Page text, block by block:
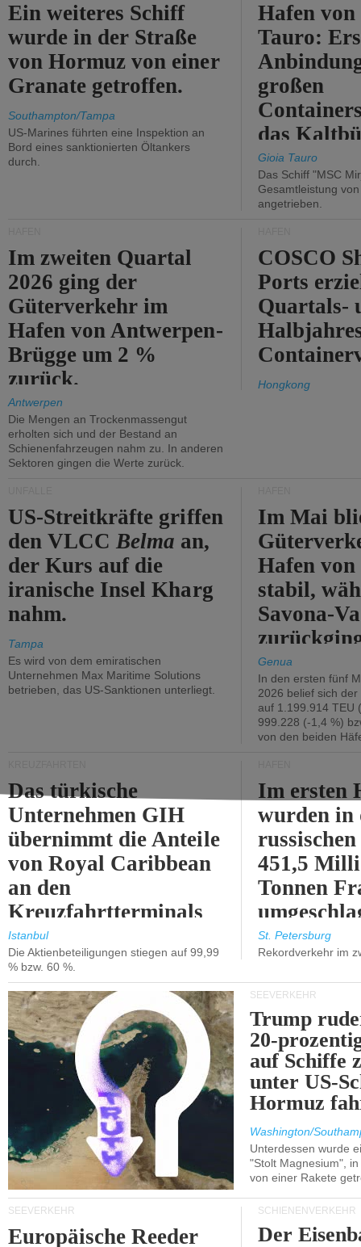
Ein weiteres Schiff
wurde in der Straße
von Hormuz von einer
Granate getroffen.
Southampton/Tampa
US-Marines führten eine Inspektion an
Bord eines sanktionierten Öltankers
durch.
Hafen
Tauro:
großen
das
Gioia Tauro
Das Schiff "MSC
Gesamtleistung
angetrieben.
Im zweiten Quartal
2026 ging der
Güterverkehr im
Hafen von Antwerpen-
Brügge um 2 %
zurück.
Antwerpen
Die Mengen an Trockenmassengut
erholten sich und der Bestand an
Schienenfahrzeugen nahm zu. In anderen
Sektoren gingen die Werte zurück.
COSCO
Ports
Quartals-
Hongkong
US-Streitkräfte griffen
den VLCCBelma an,
der Kurs auf die
iranische Insel Kharg
nahm.
Tampa
Es wird von dem emiratischen
Unternehmen Max Maritime Solutions
betrieben, das US-Sanktionen unterliegt.
Im Mai
Hafen von
stabil,
Savona-
Genua
In den ersten fünf
2026 belief sich
auf 1.199.914 TEU
999.228 (-1,4 %)
von den beiden
Das türkische
Unternehmen GIH
übernimmt die Anteile
von Royal Caribbean
an den
Kreuzfahrtterminals
in Kusadasi und
Lissabon.
Istanbul
Die Aktienbeteiligungen stiegen auf 99,99
% bzw. 60 %.
Im ersten
wurden in
451,5
Tonnen
%).
St. Petersburg
Rekordverkehr im
SEEVERKEHR
Trump
20-
auf Schiffe
unter US-
Hormuz
Washington/
Unterdessen wurde
"Stolt Magnesium",
von einer Rakete
SEEVERKEHR
Europäische Reeder
SCHIENENVERKEHR
Der